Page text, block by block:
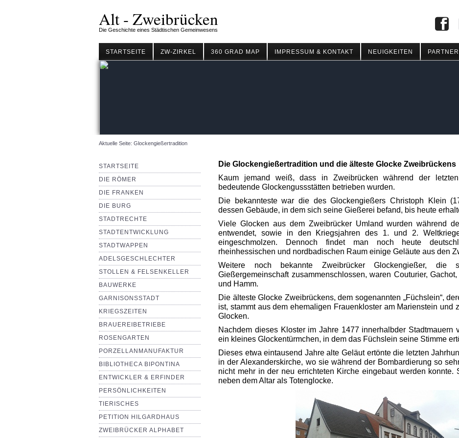
Alt - Zweibrücken
Die Geschichte eines Städtischen Gemeinwesens
STARTSEITE ZW-ZIRKEL 360 GRAD MAP IMPRESSUM & KONTAKT NEUIGKEITEN
Aktuelle Seite: Glockengießertradition
STARTSEITE
DIE RÖMER
DIE FRANKEN
DIE BURG
STADTRECHTE
STADTENTWICKLUNG
STADTWAPPEN
ADELSGESCHLECHTER
STOLLEN & FELSENKELLER
BAUWERKE
GARNISONSSTADT
KRIEGSZEITEN
BRAUEREIBETRIEBE
ROSENGARTEN
PORZELLANMANUFAKTUR
BIBLIOTHECA BIPONTINA
ENTWICKLER & ERFINDER
PERSÖNLICHKEITEN
TIERISCHES
PETITION HILGARDHAUS
ZWEIBRÜCKER ALPHABET
Die Glockengießertradition und die älteste Glocke Zweibrückens
Kaum jemand weiß, dass in Zweibrücken während der
bedeutende Glockengussstätten betrieben wurden.
Die bekannteste war die des Glockengießers Christoph Klein
dessen Gebäude, in dem sich seine Gießerei befand, bis heute
Viele Glocken aus dem Zweibrücker Umland wurden während
entwendet, sowie in den Kriegsjahren des 1. und 2.
eingeschmolzen. Dennoch findet man noch heute
rheinhessischen und nordbadischen Raum einige Geläute aus den
Weitere noch bekannte Zweibrücker Glockengießer,
Gießergemeinschaft zusammenschlossen, waren Couturier,
und Hamm.
Die älteste Glocke Zweibrückens, dem sogenannten „Füchslein“,
ist, stammt aus dem ehemaligen Frauenkloster am Marienstein und
Glocken.
Nachdem dieses Kloster im Jahre 1477 innerhalbder Stadtmauern
ein kleines Glockentürmchen, in dem das Füchslein seine Stimme
Dieses etwa eintausend Jahre alte Geläut ertönte die letzten
in der Alexanderskirche, wo sie während der Bombardierung so
nicht mehr in der neu errichteten Kirche eingebaut werden konnte.
neben dem Altar als Totenglocke.